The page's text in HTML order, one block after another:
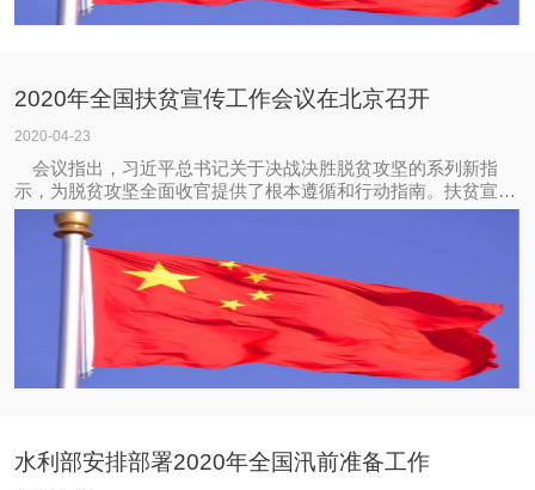
2020年全国扶贫宣传工作会议在北京召开
2020-04-23
会议指出，习近平总书记关于决战决胜脱贫攻坚的系列新指
示，为脱贫攻坚全面收官提供了根本遵循和行动指南。扶贫宣传
战线要把深入学习贯彻习近平总书记新指示作为当前和今后一个
时期的重要政治任务，坚决扛起做好扶贫宣传工作的政治责任。
水利部安排部署2020年全国汛前准备工作